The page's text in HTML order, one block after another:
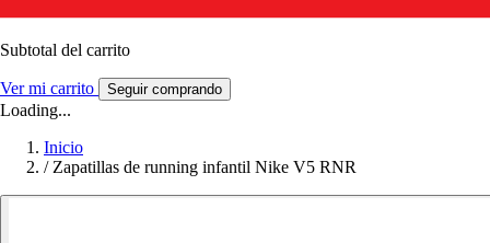
Subtotal del carrito
Ver mi carrito Seguir comprando
Loading...
Inicio
/ Zapatillas de running infantil Nike V5 RNR